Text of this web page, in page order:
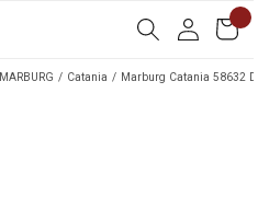
MARBURG Catania Marburg Catania 58632